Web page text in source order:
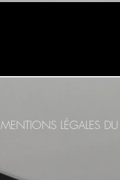
MENTIONS LÉGALES